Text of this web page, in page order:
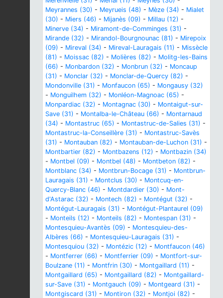
Meyrannes (30) - Meyrueis (48) - Mèze (34) - Mialet
(30) - Miers (46) - Mijanès (09) - Millau (12) -
Minerve (34) - Miramont-de-Comminges (31) -
Mirande (32) - Mirandol-Bourgnounac (81) - Mirepoix
(09) - Mireval (34) - Mireval-Lauragais (11) - Missècle
(81) - Moissac (82) - Molières (82) - Molitg-les-Bains
(66) - Monbardon (32) - Monbrun (32) - Moncaup
(31) - Monclar (32) - Monclar-de-Quercy (82) -
Mondonville (31) - Monfaucon (65) - Mongausy (32)
- Monguilhem (32) - Monléon-Magnoac (65) -
Monpardiac (32) - Montagnac (30) - Montaigut-sur-
Save (31) - Montalba-le-Château (66) - Montarnaud
(34) - Montastruc (65) - Montastruc-de-Salies (31) -
Montastruc-la-Conseillère (31) - Montastruc-Savès
(31) - Montauban (82) - Montauban-de-Luchon (31) -
Montbartier (82) - Montbazens (12) - Montbazin (34)
- Montbel (09) - Montbel (48) - Montbeton (82) -
Montblanc (34) - Montbrun-Bocage (31) - Montbrun-
Lauragais (31) - Montclus (30) - Montcuq-en-
Quercy-Blanc (46) - Montdardier (30) - Mont-
d'Astarac (32) - Montech (82) - Montégut (32) -
Montégut-Lauragais (31) - Montégut-Plantaurel (09)
- Monteils (12) - Monteils (82) - Montespan (31) -
Montesquieu-Avantès (09) - Montesquieu-des-
Albères (66) - Montesquieu-Lauragais (31) -
Montesquiou (32) - Montézic (12) - Montfaucon (46)
- Montferrer (66) - Montferrier (09) - Montfort-sur-
Boulzane (11) - Montfrin (30) - Montgaillard (11) -
Montgaillard (65) - Montgaillard (82) - Montgaillard-
sur-Save (31) - Montgauch (09) - Montgeard (31) -
Montgiscard (31) - Montiron (32) - Montjoi (82) -